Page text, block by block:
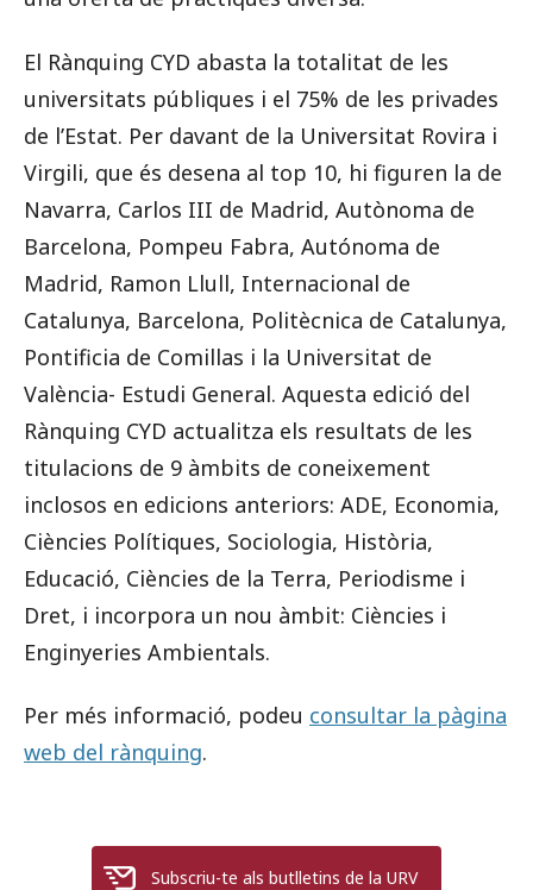
El Rànquing CYD abasta la totalitat de les
universitats públiques i el 75% de les privades
de l’Estat. Per davant de la Universitat Rovira i
Virgili, que és desena al top 10, hi figuren la de
Navarra, Carlos III de Madrid, Autònoma de
Barcelona, Pompeu Fabra, Autónoma de
Madrid, Ramon Llull, Internacional de
Catalunya, Barcelona, Politècnica de Catalunya,
Pontificia de Comillas i la Universitat de
València- Estudi General. Aquesta edició del
Rànquing CYD actualitza els resultats de les
titulacions de 9 àmbits de coneixement
inclosos en edicions anteriors: ADE, Economia,
Ciències Polítiques, Sociologia, Història,
Educació, Ciències de la Terra, Periodisme i
Dret, i incorpora un nou àmbit: Ciències i
Enginyeries Ambientals.
Per més informació, podeu consultar la pàgina
web del rànquing.
Subscriu-te als butlletins de la URV